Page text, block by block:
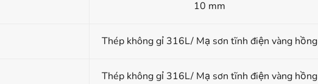
10 mm
Thép không gỉ 316L/ Mạ sơn tĩnh điện vàng hồng
Thép không gỉ 316L/ Mạ sơn tĩnh điện vàng hồng